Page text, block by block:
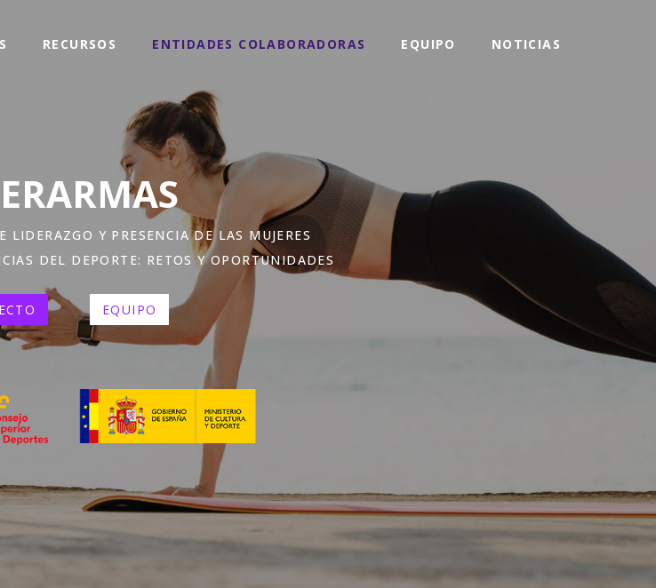
RECURSOS ENTIDADES COLABORADORAS EQUIPO NOTICIAS
LIDERAZGO Y PRESENCIA DE LAS MUJERES
DEL DEPORTE: RETOS Y OPORTUNIDADES
EQUIPO